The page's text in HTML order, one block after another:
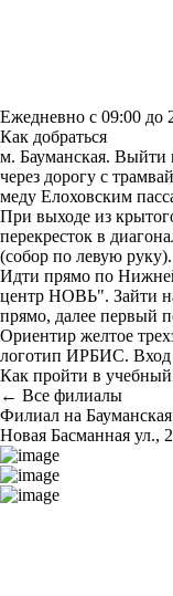
Ежедневно с 09:00 до
Как добраться
м. Бауманская. Выйти
через дорогу с
меду Елоховским
При выходе из
перекресток в
(собор по левую руку).
Идти прямо по
центр НОВЬ". Зайти
прямо, далее первый
Ориентир желтое
логотип ИРБИС. Вход
Как пройти в учебный
← Все филиалы
Филиал на Бауманская
Новая Басманная ул.,